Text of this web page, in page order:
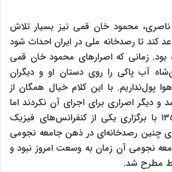
محمود خان قمی نیز بسیار تلاش
کند تا رصدخانه ملی در ایران احداث شود
بود. زمانی که اصرارهای محمود خان قمی
آب پاکی را روی دستان او و دیگران
پول‌نداریم. با این کلام خیال همگان از
دیگر اصراری برای اجرای آن نکردند اما
در سال‌های ۱۳۵۲ و ۱۳۵۳ با برگزاری یکی از کنفرانس‌های فیزیک
چنین رصدخانه‌ای در ذهن جامعه نجومی
نجومی آن زمان به وسعت امروز نبود و
مطرح شد.